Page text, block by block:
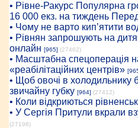
• Рiвне-Ракурс Популярна
16 000 екз. на тиждень
• Чому не варто кип’ятити
• Рівнян запрошують на
онлайн [965] (27462)
• Масштабна спецоперація
«реабілітаційних центрів»
• Щоб овочі в холодильнику
звичайну губку [964] (27412)
• Коли відкриються
• У Сергія Притули вкрали
(27198)